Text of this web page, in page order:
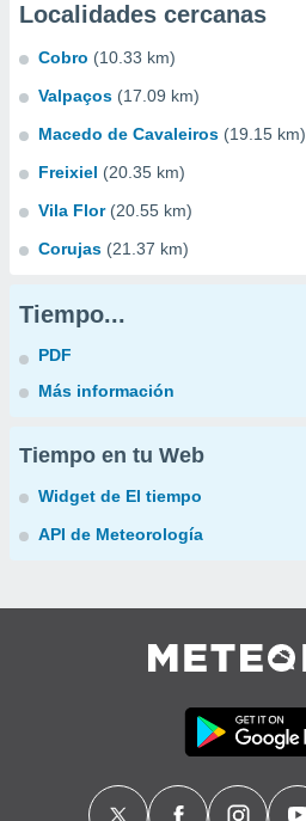
Localidades cercanas
Cobro (10.33 km)
Valpaços (17.09 km)
Macedo de Cavaleiros (19.15 km)
Freixiel (20.35 km)
Vila Flor (20.55 km)
Corujas (21.37 km)
Tiempo...
PDF
Más información
Tiempo en tu Web
Widget de El tiempo
API de Meteorología